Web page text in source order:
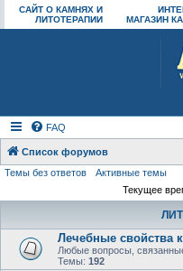
САЙТ О КАМНЯХ И
ЛИТОТЕРАПИИ
МАГАЗИН
FAQ
Список форумов
Темы без ответов
Активные темы
Текущее
Лечебные свойства
Любые вопросы,
Темы: 192